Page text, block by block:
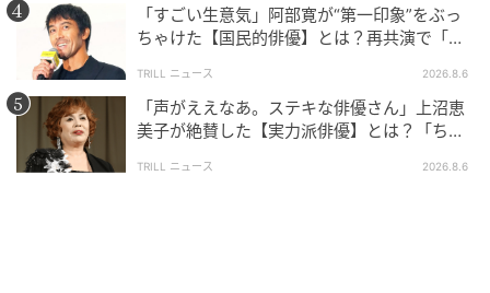
「すごい生意気」阿部寛が“第一印象”をぶっ
ちゃけた【国民的俳優】とは？再共演で「完
TRILL ニュース 2026.8.6
「声がええなあ。ステキな俳優さん」上沼恵
美子が絶賛した【実力派俳優】とは？「ちょ
TRILL ニュース 2026.8.6